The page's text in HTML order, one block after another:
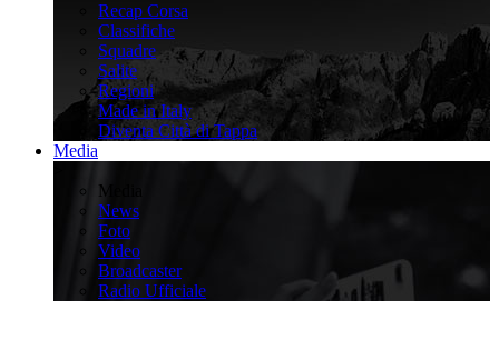
Recap Corsa
Classifiche
Squadre
Salite
Regioni
Made in Italy
Diventa Città di Tappa
Media
Media
News
Foto
Video
Broadcaster
Radio Ufficiale